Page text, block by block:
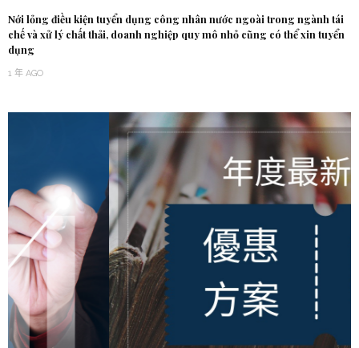
Nới lỏng điều kiện tuyển dụng công nhân nước ngoài trong ngành tái
chế và xử lý chất thải, doanh nghiệp quy mô nhỏ cũng có thể xin tuyển
dụng
1 年 AGO